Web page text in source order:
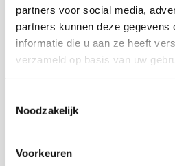
partners voor social media,
partners kunnen deze gegevens
informatie die u aan ze heeft
verzameld op basis van uw
Noodzakelijk
Voorkeuren
Betrouwbare internet- en
upverbindingen, mobiele
centraal beheerde
Lees meer
Industrie